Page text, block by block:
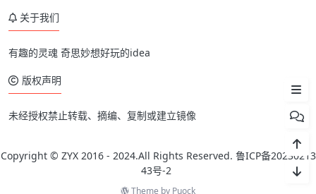
使用方法
关于我们
有趣的灵魂 奇思妙想好玩的idea
版权声明
未经授权禁止转载、摘编、复制或建立镜像
Copyright © ZYX 2016 - 2024.All Rights Reserved. 鲁ICP备20230213
43号-2
Theme by Puock